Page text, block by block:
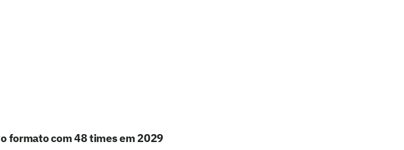
formato com 48 times em 2029